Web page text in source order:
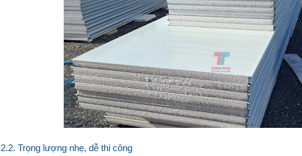
2.2. Trọng lượng nhẹ, dễ thi công